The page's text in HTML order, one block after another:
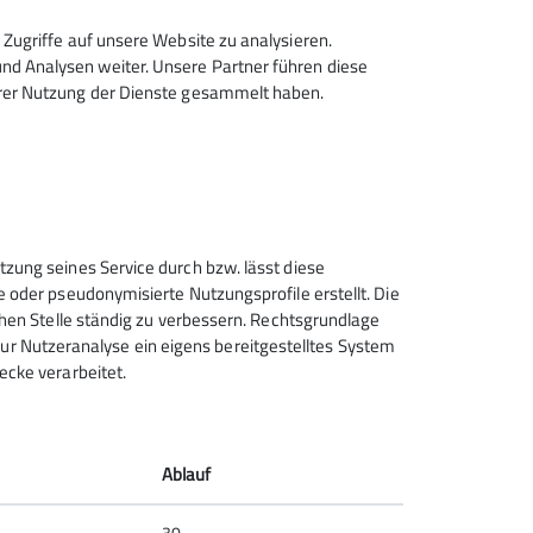
Programm)
72070 Tübingen
Telefon 07071-23451
auf unsere Website zu analysieren.
Analysen weiter. Unsere Partner führen diese
Nutzung der Dienste gesammelt haben.
seines Service durch bzw. lässt diese
pseudonymisierte Nutzungsprofile erstellt. Die
Stelle ständig zu verbessern. Rechtsgrundlage
Nutzeranalyse ein eigens bereitgestelltes System
verarbeitet.
Ablauf